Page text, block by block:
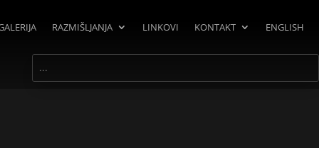
RAZMIŠLJANJA LINKOVI KONTAKT ENGLISH